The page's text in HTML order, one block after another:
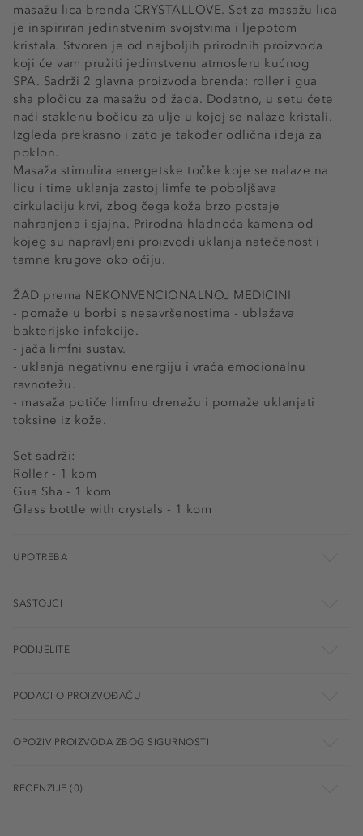
masažu lica brenda CRYSTALLOVE. Set za masažu lica
je inspiriran jedinstvenim svojstvima i ljepotom
kristala. Stvoren je od najboljih prirodnih proizvoda
koji će vam pružiti jedinstvenu atmosferu kućnog
SPA. Sadrži 2 glavna proizvoda brenda: roller i gua
sha pločicu za masažu od žada. Dodatno, u setu ćete
naći staklenu bočicu za ulje u kojoj se nalaze kristali.
Izgleda prekrasno i zato je također odlična ideja za
poklon.
Masaža stimulira energetske točke koje se nalaze na
licu i time uklanja zastoj limfe te poboljšava
cirkulaciju krvi, zbog čega koža brzo postaje
nahranjena i sjajna. Prirodna hladnoća kamena od
kojeg su napravljeni proizvodi uklanja natečenost i
tamne krugove oko očiju.
ŽAD prema NEKONVENCIONALNOJ MEDICINI
- pomaže u borbi s nesavršenostima - ublažava
bakterijske infekcije.
- jača limfni sustav.
- uklanja negativnu energiju i vraća emocionalnu
ravnotežu.
- masaža potiče limfnu drenažu i pomaže uklanjati
toksine iz kože.
Set sadrži:
Roller - 1 kom
Gua Sha - 1 kom
Glass bottle with crystals - 1 kom
UPOTREBA
SASTOJCI
PODIJELITE
PODACI O PROIZVOĐAČU
OPOZIV PROIZVODA ZBOG SIGURNOSTI
RECENZIJE (0)